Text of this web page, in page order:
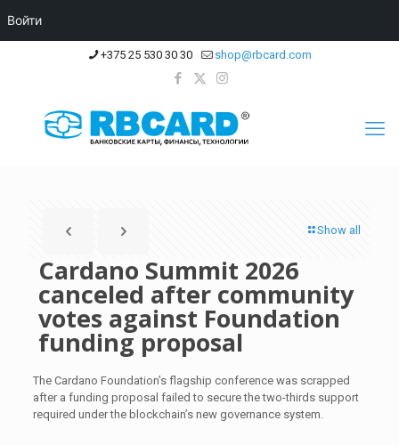
+375 25 530 30 30 shop@rbcard.com
Show all
Cardano Summit 2026
canceled after community
votes against Foundation
funding proposal
The Cardano Foundation’s flagship conference was scrapped
after a funding proposal failed to secure the two-thirds support
required under the blockchain’s new governance system.
Войти